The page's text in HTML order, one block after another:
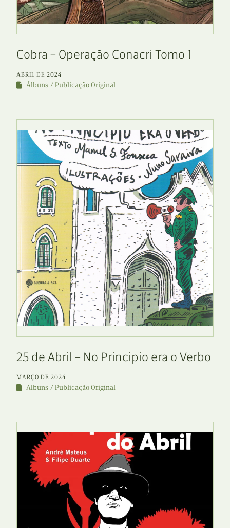
Cobra – Operação Conacri Tomo 1
ABRIL DE 2024
Álbuns Publicação Original
25 de Abril – No Principio era o Verbo
MARÇO DE 2024
Álbuns Publicação Original